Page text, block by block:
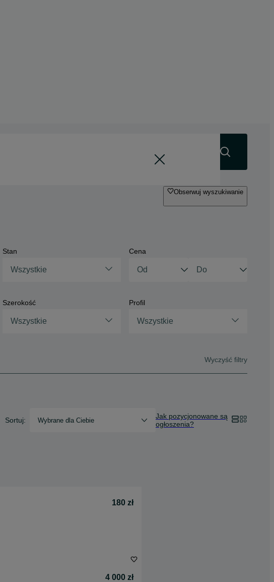
Obserwuj wyszukiwanie
Stan
Wszystkie
Cena
Szerokość
Wszystkie
Profil
Wszystkie
Wyczyść filtry
Sortuj: Wybrane dla Ciebie
Jak pozycjonowane są
ogłoszenia?
180 zł
4 000 zł